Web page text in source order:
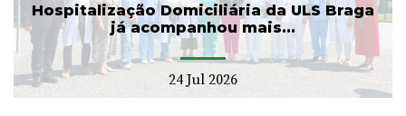
Hospitalização Domiciliária da ULS Braga
já acompanhou mais...
24 Jul 2026